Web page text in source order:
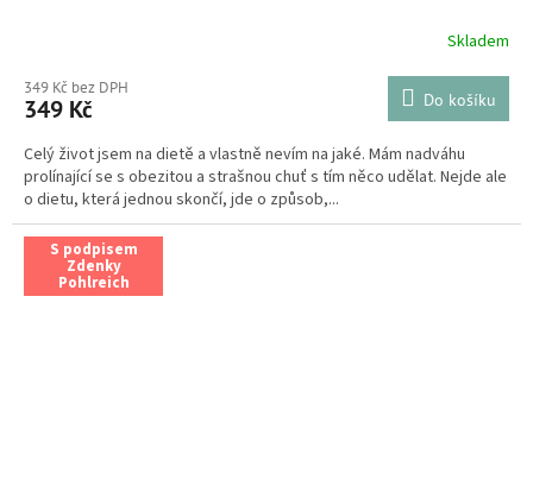
Skladem
349 Kč bez DPH
349 Kč Do košíku
Celý život jsem na dietě a vlastně nevím na jaké. Mám nadváhu
prolínající se s obezitou a strašnou chuť s tím něco udělat. Nejde ale
o dietu, která jednou skončí, jde o způsob,...
S podpisem
Zdenky
Pohlreich